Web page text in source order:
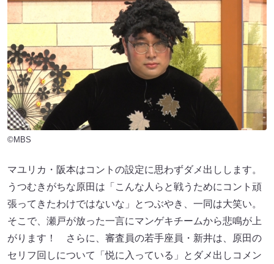
©MBS
マユリカ・阪本はコントの設定に思わずダメ出しします。
うつむきがちな原田は「こんな人らと戦うためにコント頑
張ってきたわけではないな」とつぶやき、一同は大笑い。
そこで、瀬戸が放った一言にマンゲキチームから悲鳴が上
がります！ さらに、審査員の若手座員・新井は、原田の
セリフ回しについて「悦に入っている」とダメ出しコメン